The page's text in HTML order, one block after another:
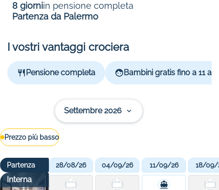
8 giorniin pensione completa
Partenza da Palermo
I vostri vantaggi crociera
Pensione completa Bambini gratis fino a 11
Prezzo più basso
Settembre 2026
Partenza
Interna
28/08/26 04/09/26 11/09/26 18/09/